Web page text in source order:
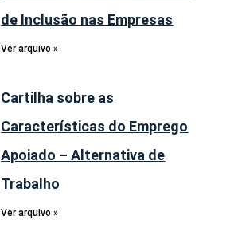
de Inclusão nas Empresas
Ver arquivo »
Cartilha sobre as
Características do Emprego
Apoiado – Alternativa de
Trabalho
Ver arquivo »